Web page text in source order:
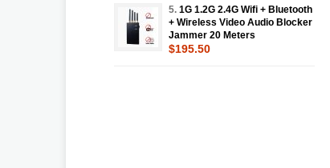
5. 1G 1.2G 2.4G Wifi + Bluetooth
+ Wireless Video Audio Blocker
Jammer 20 Meters
$195.50